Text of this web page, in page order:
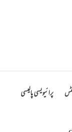
پرائیویسی پالیسی